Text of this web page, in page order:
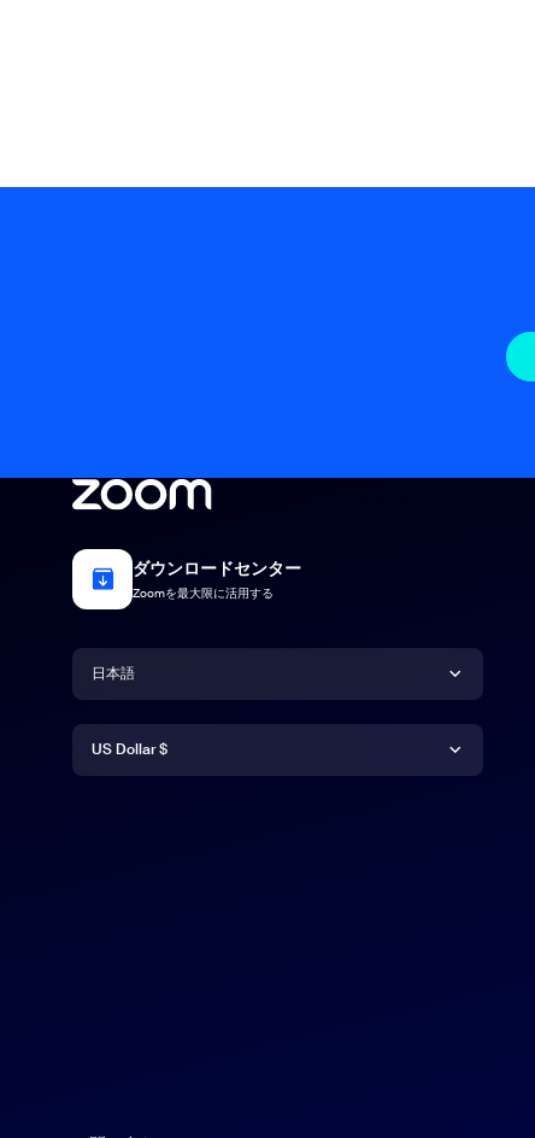
ダウンロードセンター
Zoomを最大限に活用する
言語
日本語
Deutsch
通貨
US Dollar $